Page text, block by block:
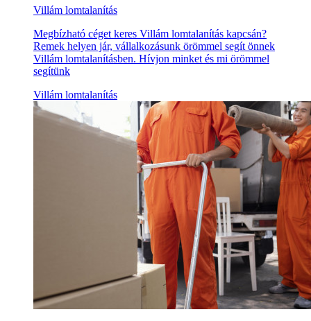
Villám lomtalanítás
Megbízható céget keres Villám lomtalanítás kapcsán?
Remek helyen jár, vállalkozásunk örömmel segít önnek
Villám lomtalanításben. Hívjon minket és mi örömmel
segítünk
Villám lomtalanítás